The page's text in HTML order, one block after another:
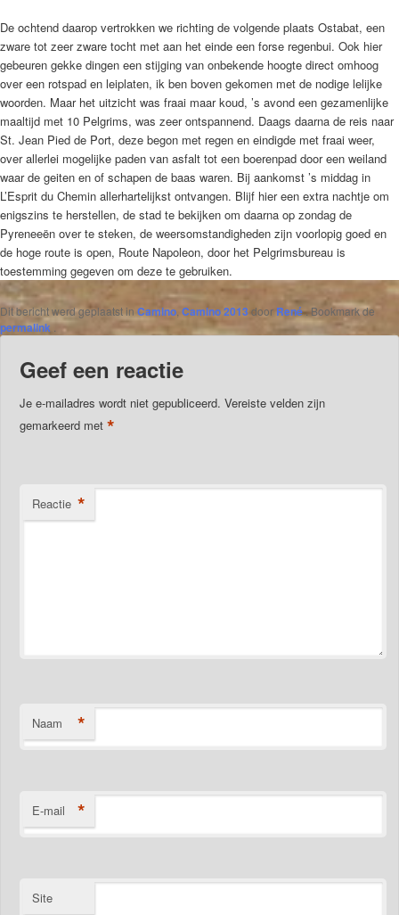
De ochtend daarop vertrokken we richting de volgende plaats Ostabat, een
zware tot zeer zware tocht met aan het einde een forse regenbui. Ook hier
gebeuren gekke dingen een stijging van onbekende hoogte direct omhoog
over een rotspad en leiplaten, ik ben boven gekomen met de nodige lelijke
woorden. Maar het uitzicht was fraai maar koud, ’s avond een gezamenlijke
maaltijd met 10 Pelgrims, was zeer ontspannend. Daags daarna de reis naar
St. Jean Pied de Port, deze begon met regen en eindigde met fraai weer,
over allerlei mogelijke paden van asfalt tot een boerenpad door een weiland
waar de geiten en of schapen de baas waren. Bij aankomst ’s middag in
L’Esprit du Chemin allerhartelijkst ontvangen. Blijf hier een extra nachtje om
enigszins te herstellen, de stad te bekijken om daarna op zondag de
Pyreneeën over te steken, de weersomstandigheden zijn voorlopig goed en
de hoge route is open, Route Napoleon, door het Pelgrimsbureau is
toestemming gegeven om deze te gebruiken.
Dit bericht werd geplaatst in Camino, Camino 2013 door René. Bookmark de
permalink.
Geef een reactie
Je e-mailadres wordt niet gepubliceerd. Vereiste velden zijn
gemarkeerd met*
Reactie *
Naam *
E-mail *
Site